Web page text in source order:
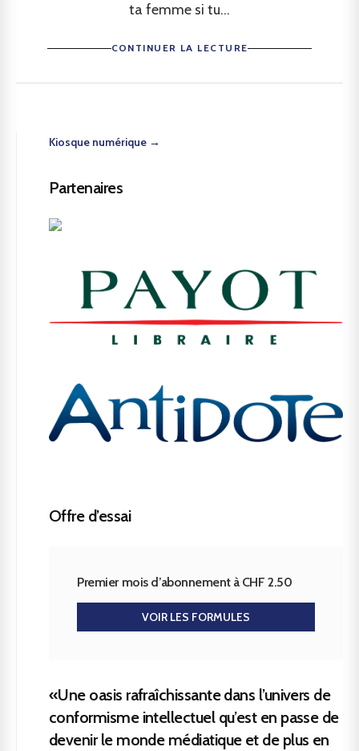
ta femme si tu...
CONTINUER LA LECTURE
Kiosque numérique →
Partenaires
Offre d’essai
Premier mois d’abonnement à CHF 2.50
VOIR LES FORMULES
«Une oasis rafraîchissante dans l’univers de
conformisme intellectuel qu’est en passe de
devenir le monde médiatique et de plus en